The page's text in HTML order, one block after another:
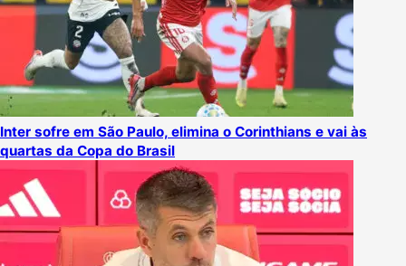
Inter sofre em São Paulo, elimina o Corinthians e vai às
quartas da Copa do Brasil